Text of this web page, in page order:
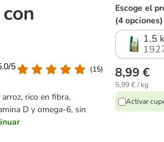
5
(15)
rico en fibra,
D y omega-6, sin
Escoge el
(4 opciones)
1,5
8,99 €
5,99 € / kg
Activar